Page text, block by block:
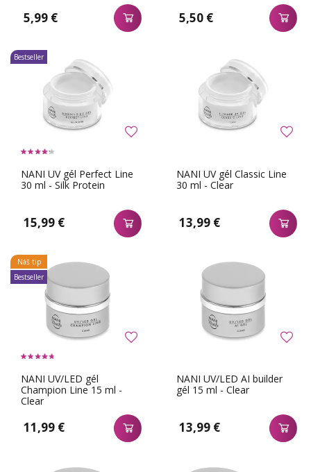
5,99 € 5,50 €
NANI UV gél Perfect Line
30 ml - Silk Protein
15,99 €
Bestseller
NANI UV gél Classic Line
30 ml - Clear
13,99 €
NANI UV/LED gél
Champion Line 15 ml -
Clear
11,99 €
Náš tip
Bestseller
NANI UV/LED AI builder
gél 15 ml - Clear
13,99 €